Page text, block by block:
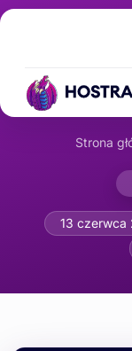
Strona
Jak13 czerwca